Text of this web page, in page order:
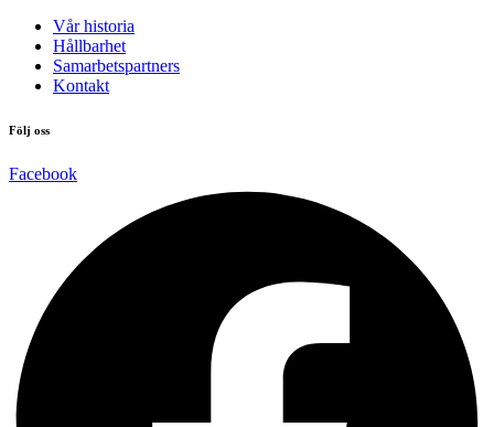
Vår historia
Hållbarhet
Samarbetspartners
Kontakt
Följ oss
Facebook